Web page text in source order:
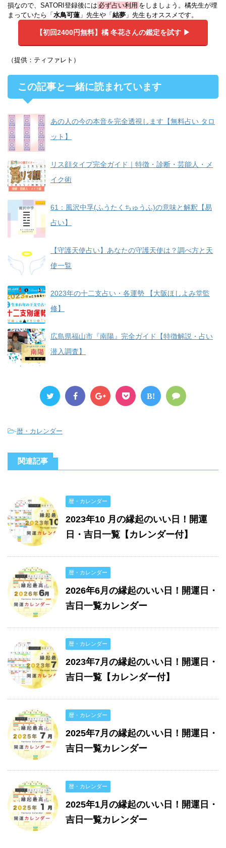
損なので、SATORI登録後には 必ず占い利用 をしましょう。橘先生が埋
まっていたら「 水鳥可蓮 」先生や「 結夢 」先生もオススメです。
【初回2400円無料】 橘 冬花さんの鑑定を試す ▶︎
（提供：ティファレト）
この記事と一緒に読まれています
あの人の今の本音を完全透視します【無料占い タロ
ット】
リス顔タイプ完全ガイド｜特徴・診断・芸能人・メ
イク術
61：風沢中孚(ふうたくちゅうふ)の意味と解釈【易
占い】
【守護天使占い】あなたの守護天使は？調べ方と天
使一覧
2023年の十二支占い・各運勢 【大阪ほしよみ堂監
修】
広島県福山市『南陽』完全ガイド【特徴解説・占い
潜入調査】
B!
-暦・カレンダー
関連記事
暦・カレンダー
2023年10 月の縁起のいい日！開運
日・吉日一覧【カレンダー付】
暦・カレンダー
2026年6月の縁起のいい日！開運日・
吉日一覧カレンダー
暦・カレンダー
2023年7月の縁起のいい日！開運日・
吉日一覧【カレンダー付】
暦・カレンダー
2025年7月の縁起のいい日！開運日・
吉日一覧カレンダー
暦・カレンダー
2025年1月の縁起のいい日！開運日・
吉日一覧カレンダー